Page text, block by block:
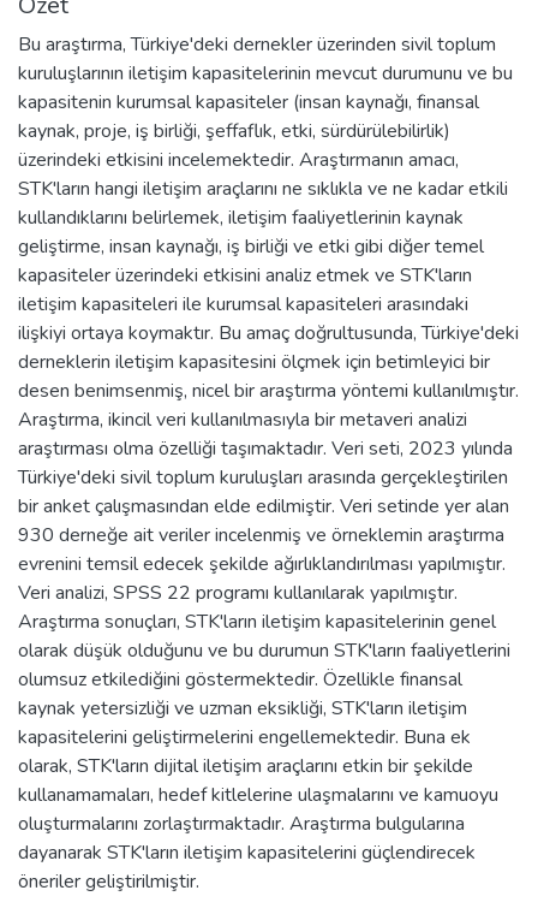
Bu araştırma, Türkiye'deki dernekler üzerinden sivil toplum
kuruluşlarının iletişim kapasitelerinin mevcut durumunu ve bu
kapasitenin kurumsal kapasiteler (insan kaynağı, finansal
kaynak, proje, iş birliği, şeffaflık, etki, sürdürülebilirlik)
üzerindeki etkisini incelemektedir. Araştırmanın amacı,
STK'ların hangi iletişim araçlarını ne sıklıkla ve ne kadar etkili
kullandıklarını belirlemek, iletişim faaliyetlerinin kaynak
geliştirme, insan kaynağı, iş birliği ve etki gibi diğer temel
kapasiteler üzerindeki etkisini analiz etmek ve STK'ların
iletişim kapasiteleri ile kurumsal kapasiteleri arasındaki
ilişkiyi ortaya koymaktır. Bu amaç doğrultusunda, Türkiye'deki
derneklerin iletişim kapasitesini ölçmek için betimleyici bir
desen benimsenmiş, nicel bir araştırma yöntemi kullanılmıştır.
Araştırma, ikincil veri kullanılmasıyla bir metaveri analizi
araştırması olma özelliği taşımaktadır. Veri seti, 2023 yılında
Türkiye'deki sivil toplum kuruluşları arasında gerçekleştirilen
bir anket çalışmasından elde edilmiştir. Veri setinde yer alan
930 derneğe ait veriler incelenmiş ve örneklemin araştırma
evrenini temsil edecek şekilde ağırlıklandırılması yapılmıştır.
Veri analizi, SPSS 22 programı kullanılarak yapılmıştır.
Araştırma sonuçları, STK'ların iletişim kapasitelerinin genel
olarak düşük olduğunu ve bu durumun STK'ların faaliyetlerini
olumsuz etkilediğini göstermektedir. Özellikle finansal
kaynak yetersizliği ve uzman eksikliği, STK'ların iletişim
kapasitelerini geliştirmelerini engellemektedir. Buna ek
olarak, STK'ların dijital iletişim araçlarını etkin bir şekilde
kullanamamaları, hedef kitlelerine ulaşmalarını ve kamuoyu
oluşturmalarını zorlaştırmaktadır. Araştırma bulgularına
dayanarak STK'ların iletişim kapasitelerini güçlendirecek
öneriler geliştirilmiştir.